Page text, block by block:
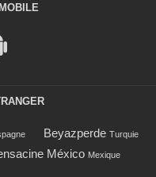
Beyazperde Turquie
México Mexique